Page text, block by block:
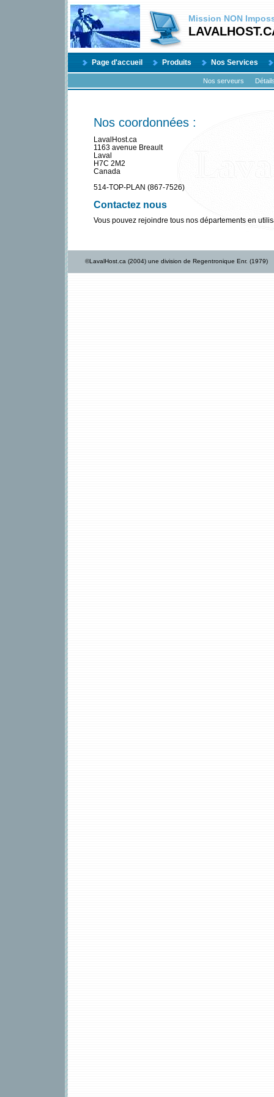
Mission NON
Page d'accueil Produits Nos Services
Nos serveurs
Nos coordonnées :
LavalHost.ca
1163 avenue Breault
Laval
H7C 2M2
Canada
514-TOP-PLAN (867-7526)
Contactez nous
Vous pouvez rejoindre tous nos départements en
©LavalHost.ca (2004) une division de Regentronique Enr. (1979)